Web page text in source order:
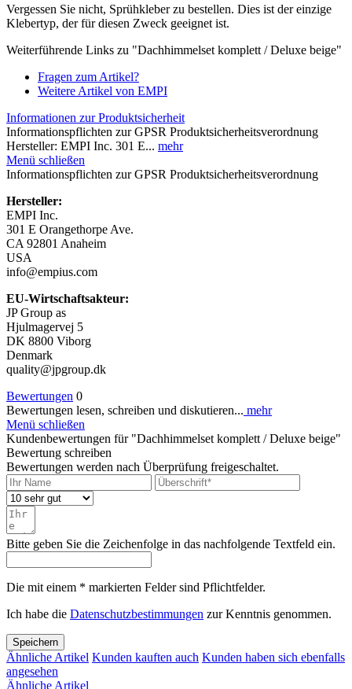
Vergessen Sie nicht, Sprühkleber zu bestellen. Dies ist der einzige
Klebertyp, der für diesen Zweck geeignet ist.
Weiterführende Links zu "Dachhimmelset komplett / Deluxe beige"
Fragen zum Artikel?
Weitere Artikel von EMPI
Informationen zur Produktsicherheit
Informationspflichten zur GPSR Produktsicherheitsverordnung
Hersteller: EMPI Inc. 301 E... mehr
Menü schließen
Informationspflichten zur GPSR Produktsicherheitsverordnung
Hersteller:
EMPI Inc.
301 E Orangethorpe Ave.
CA 92801 Anaheim
USA
info@empius.com
EU-Wirtschaftsakteur:
JP Group as
Hjulmagervej 5
DK 8800 Viborg
Denmark
quality@jpgroup.dk
Bewertungen 0
Bewertungen lesen, schreiben und diskutieren... mehr
Menü schließen
Kundenbewertungen für "Dachhimmelset komplett / Deluxe beige"
Bewertung schreiben
Bewertungen werden nach Überprüfung freigeschaltet.
Bitte geben Sie die Zeichenfolge in das nachfolgende Textfeld ein.
Die mit einem * markierten Felder sind Pflichtfelder.
Ich habe die Datenschutzbestimmungen zur Kenntnis genommen.
Speichern
Ähnliche Artikel Kunden kauften auch Kunden haben sich ebenfalls
angesehen
Ähnliche Artikel